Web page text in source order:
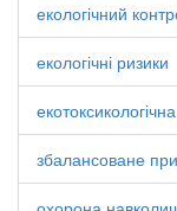
екологічний
екологічні ризики
збалансоване